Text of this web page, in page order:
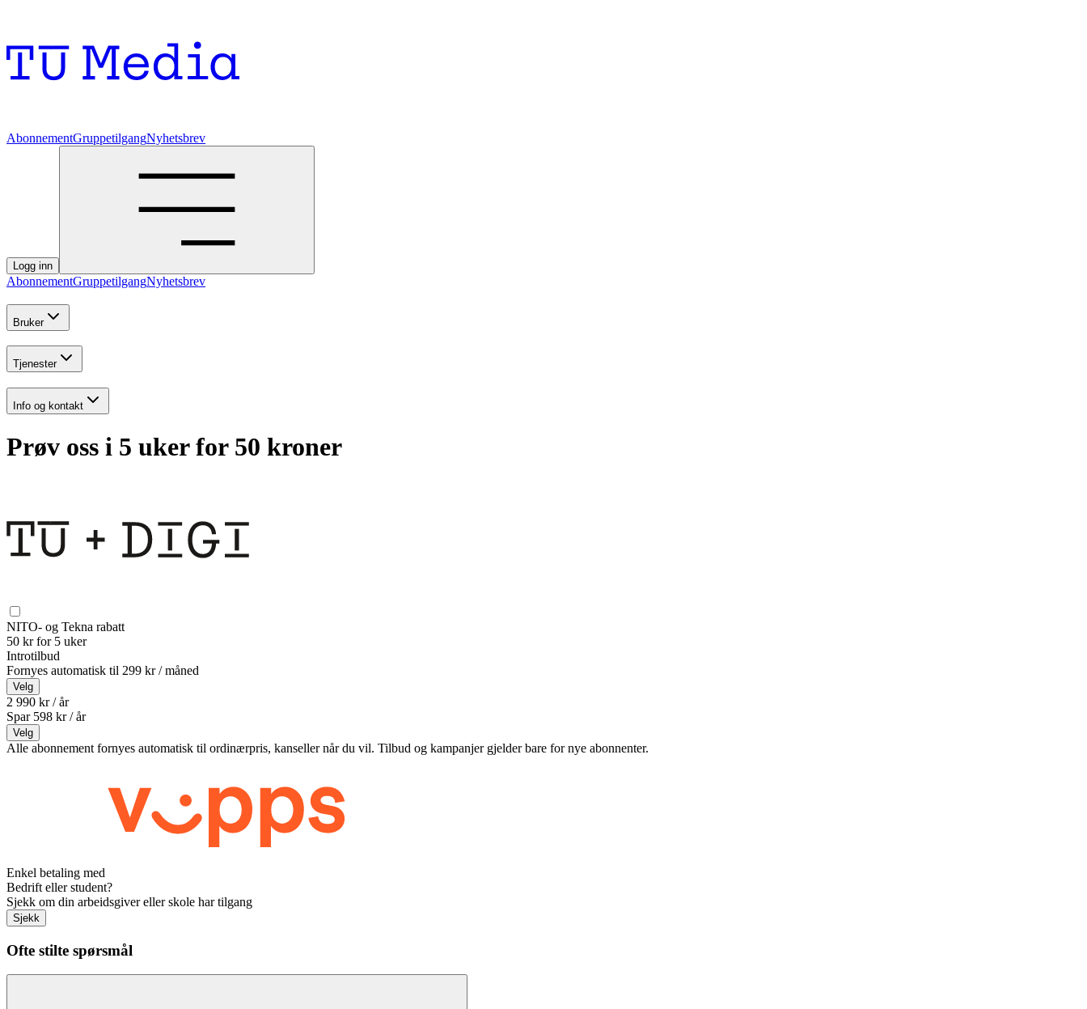
AbonnementGruppetilgangNyhetsbrev
Logg inn
AbonnementGruppetilgangNyhetsbrev
Bruker
Tjenester
Info og kontakt
Prøv oss i 5 uker for 50 kroner
NITO- og Tekna rabatt
50 kr for 5 uker
Introtilbud
Fornyes automatisk til 299 kr / måned
Velg
2 990 kr / år
Spar 598 kr /år
Velg
Alle abonnement fornyes automatisk til ordinærpris, kanseller når du vil. Tilbud og kampanjer gjelder bare for nye abonnenter.
Enkel betaling med
Bedrift eller student?
Sjekk om din arbeidsgiver eller skole har tilgang
Sjekk
Ofte stilte spørsmål